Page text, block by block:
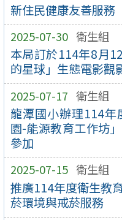
新住民健康友善服務
2025-07-30 衛生組
本局訂於114年8月
的星球」生態電影觀
2025-07-17 衛生組
龍潭國小辦理114
園-能源教育工作坊
參加
2025-07-15 衛生組
推廣114年度衛生教
菸環境與戒菸服務